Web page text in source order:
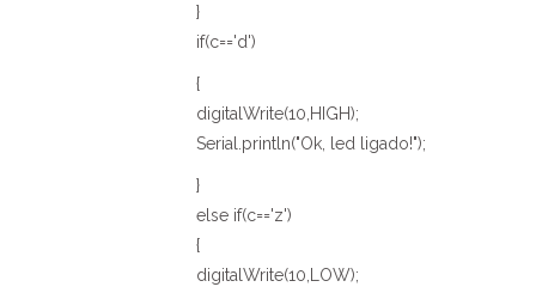
}
if(c=='d')
{
digitalWrite(10,HIGH);
Serial.println("Ok, led ligado!");
}
else if(c=='z')
{
digitalWrite(10,LOW);